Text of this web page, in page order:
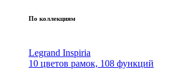
По коллекциям
Legrand Inspiria
10 цветов рамок, 108 функций